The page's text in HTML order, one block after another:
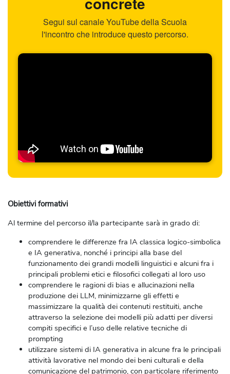
Segui sul canale YouTube della Scuola
l'incontro che introduce questo percorso.
Obiettivi formativi
Al termine del percorso il/la partecipante sarà in grado di:
comprendere le differenze fra IA classica logico-simbolica
e IA generativa, nonché i principi alla base del
funzionamento dei grandi modelli linguistici e alcuni fra i
principali problemi etici e filosofici collegati al loro uso
comprendere le ragioni di bias e allucinazioni nella
produzione dei LLM, minimizzarne gli effetti e
massimizzare la qualità dei contenuti restituiti, anche
attraverso la selezione dei modelli più adatti per diversi
compiti specifici e l’uso delle relative tecniche di
prompting
utilizzare sistemi di IA generativa in alcune fra le principali
attività lavorative nel mondo dei beni culturali e della
comunicazione del patrimonio, con particolare riferimento